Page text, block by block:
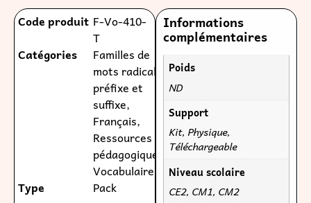
Code produit F-Vo-410-
T
Catégories
Familles de
mots radical
préfixe et
suffixe,
Français,
Ressources
pédagogiques ,
Vocabulaire
Type
Pack
Informations
complémentaires
Poids
ND
Support
Kit, Physique,
Téléchargeable
Niveau scolaire
CE2, CM1, CM2